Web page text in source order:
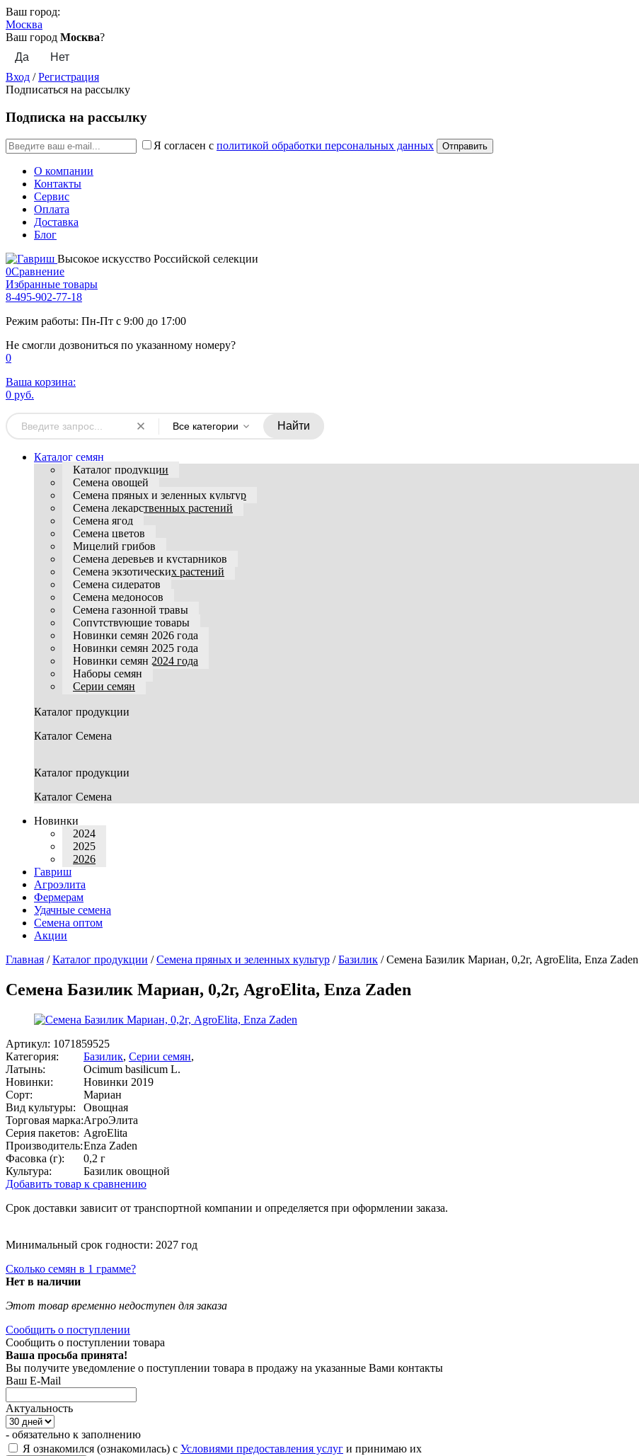
Ваш город:
Москва
Ваш город Москва?
Вход /Регистрация
Подписаться на рассылку
Подписка на рассылку
Я согласен с политикой обработки персональных данных
О компании
Контакты
Сервис
Оплата
Доставка
Блог
Высокое искусство Российской селекции
0Сравнение
Избранные товары
8-495-902-77-18
Режим работы: Пн-Пт с 9:00 до 17:00
Не смогли дозвониться по указанному номеру?
0
Ваша корзина:
0 руб.
Все категории Найти
Каталог семян
Каталог продукции
Семена овощей
Семена пряных и зеленных культур
Семена лекарственных растений
Семена ягод
Семена цветов
Мицелий грибов
Семена деревьев и кустарников
Семена экзотических растений
Семена сидератов
Семена медоносов
Семена газонной травы
Сопутствующие товары
Новинки семян 2026 года
Новинки семян 2025 года
Новинки семян 2024 года
Наборы семян
Серии семян
Каталог продукции
Каталог Семена
Каталог продукции
Каталог Семена
Новинки
2024
2025
2026
Гавриш
Агроэлита
Фермерам
Удачные семена
Семена оптом
Акции
Главная /Каталог продукции /Семена пряных и зеленных культур /Базилик /Семена Базилик Мариан, 0,2г, AgroElita, Enza Zaden
Семена Базилик Мариан, 0,2г, AgroElita, Enza Zaden
Артикул: 1071859525
Категория:
Базилик, Серии семян,
Латынь:
Ocimum basilicum L.
Новинки:
Новинки 2019
Сорт:
Мариан
Вид культуры:
Овощная
Торговая марка:АгроЭлита
Серия пакетов: AgroElita
Производитель:Enza Zaden
Фасовка (г):
0,2 г
Культура:
Базилик овощной
Добавить товар к сравнению
Срок доставки зависит от транспортной компании и определяется при оформлении заказа.
Минимальный срок годности: 2027 год
Сколько семян в 1 грамме?
Нет в наличии
Этот товар временно недоступен для заказа
Сообщить о поступлении
Сообщить о поступлении товара
Ваша просьба принята!
Вы получите уведомление о поступлении товара в продажу на указанные Вами контакты
Ваш E-Mail
Актуальность
- обязательно к заполнению
Я ознакомился (ознакомилась) с Условиями предоставления услуг и принимаю их